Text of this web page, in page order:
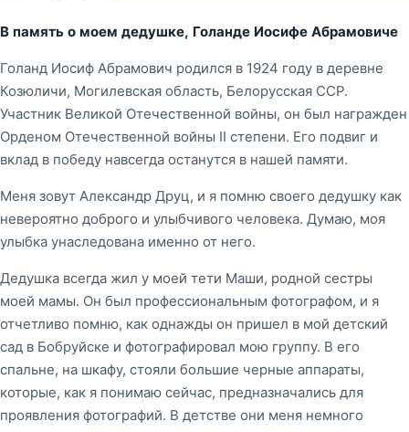
В память о моем дедушке, Голанде Иосифе Абрамовиче
Голанд Иосиф Абрамович родился в 1924 году в деревне
Козюличи, Могилевская область, Белорусская ССР.
Участник Великой Отечественной войны, он был награжден
Орденом Отечественной войны II степени. Его подвиг и
вклад в победу навсегда останутся в нашей памяти.
Меня зовут Александр Друц, и я помню своего дедушку как
невероятно доброго и улыбчивого человека. Думаю, моя
улыбка унаследована именно от него.
Дедушка всегда жил у моей тети Маши, родной сестры
моей мамы. Он был профессиональным фотографом, и я
отчетливо помню, как однажды он пришел в мой детский
сад в Бобруйске и фотографировал мою группу. В его
спальне, на шкафу, стояли большие черные аппараты,
которые, как я понимаю сейчас, предназначались для
проявления фотографий. В детстве они меня немного